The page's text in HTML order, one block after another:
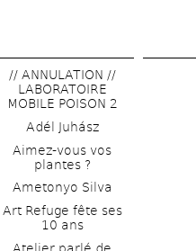
// ANNULATION //
LABORATOIRE
MOBILE POISON 2
Adél Juhász
Aimez-vous vos
plantes ?
Ametonyo Silva
Art Refuge fête ses
10 ans